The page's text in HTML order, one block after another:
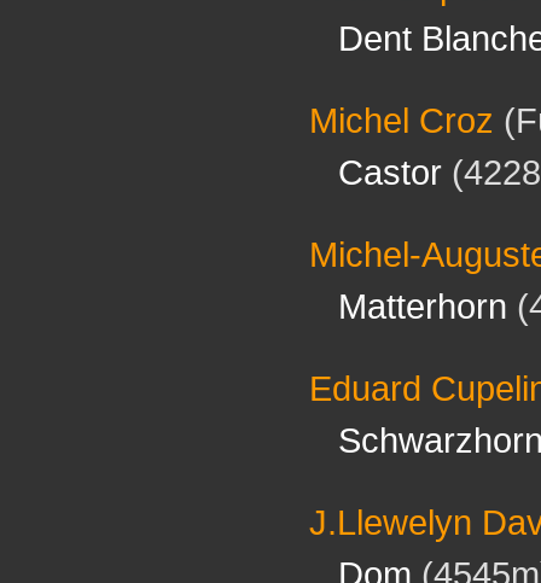
Dent
Michel Croz
Castor
Michel-
Matterhorn
Eduard
J.Llewelyn
Dom